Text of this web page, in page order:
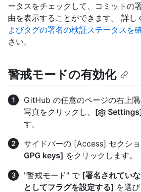
ータスをチェックして、コミットの
由を表示することができます。 詳し
よびタグの署名の検証ステータスを
さい。
警戒モードの有効化
GitHub の任意のページの右上
写真をクリックし、 [
す。
サイドバーの [Access] セクショ
GPG keys] をクリックします。
"警戒モード" で [署名されてい
としてフラグを設定する] を選び